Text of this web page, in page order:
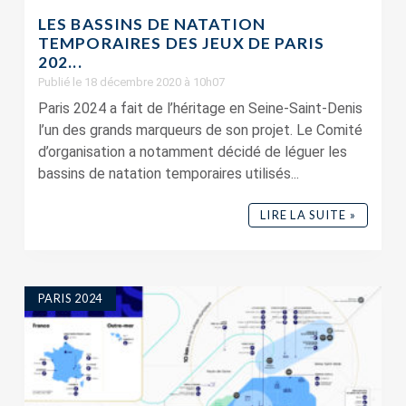
LES BASSINS DE NATATION
TEMPORAIRES DES JEUX DE PARIS
202...
Publié le 18 décembre 2020 à 10h07
Paris 2024 a fait de l’héritage en Seine-Saint-Denis
l’un des grands marqueurs de son projet. Le Comité
d’organisation a notamment décidé de léguer les
bassins de natation temporaires utilisés...
LIRE LA SUITE »
PARIS 2024